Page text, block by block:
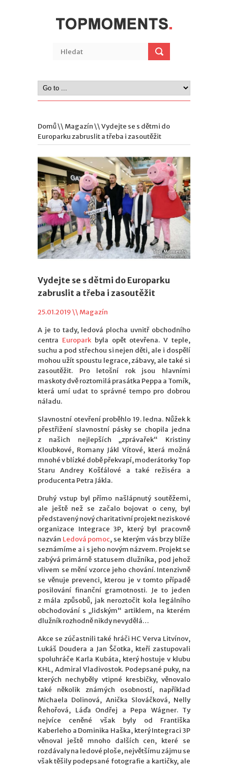
Domů\\ Magazín\\ Vydejte se s dětmi do
Europarku zabruslit a třeba i zasoutěžit
Vydejte se s dětmi do Europarku
zabruslit a třeba i zasoutěžit
25.01.2019 \\ Magazín
A je to tady, ledová plocha uvnitř obchodního
centra Europarkbyla opět otevřena. V teple,
suchu a pod střechou si nejen děti, ale i dospělí
mohou užít spoustu legrace, zábavy, ale také si
zasoutěžit. Pro letošní rok jsou hlavními
maskoty dvě roztomilá prasátka Peppa a Tomík,
která umí udat to správné tempo pro dobrou
náladu.
Slavnostní otevření proběhlo 19. ledna. Nůžek k
přestřižení slavnostní pásky se chopila jedna
z našich nejlepších „zprávařek“ Kristiny
Kloubkové, Romany Jákl Vítové, která možná
mnohé v blízké době překvapí, moderátorky Top
Staru Andrey Košťálové a také režiséra a
producenta Petra Jákla.
Druhý vstup byl přímo našlápnutý soutěžemi,
ale ještě než se začalo bojovat o ceny, byl
představený nový charitativní projekt neziskové
organizace Integrace 3P, který byl pracovně
nazván Ledová pomoc, se kterým vás brzy blíže
seznámíme a i s jeho novým názvem. Projekt se
zabývá primárně statusem dlužníka, pod jehož
vlivem se mění vzorce jeho chování. Intenzivně
se věnuje prevenci, kterou je v tomto případě
posilování finanční gramotnosti. Je to jeden
z mála způsobů, jak neroztočit kola legálního
obchodování s „lidským“ artiklem, na kterém
dlužník rozhodně nikdy nevydělá…
Akce se zúčastnili také hráči HC Verva Litvínov,
Lukáš Doudera a Jan Ščotka, kteří zastupovali
spoluhráče Karla Kubáta, který hostuje v klubu
KHL, Admiral Vladivostok. Podepsané puky, na
kterých nechyběly vtipné kresbičky, věnovalo
také několik známých osobností, například
Michaela Dolinová, Anička Slováčková, Nelly
Řehořová, Láďa Ondřej a Pepa Wágner. Ty
nejvíce ceněné však byly od Františka
Kaberleho a Dominika Haška, který Integraci 3P
věnoval ještě mnoho dalších cen, které se
rozdávaly na ledové ploše, největšímu zájmu se
však těšily podepsané fotografie a kartičky, ale